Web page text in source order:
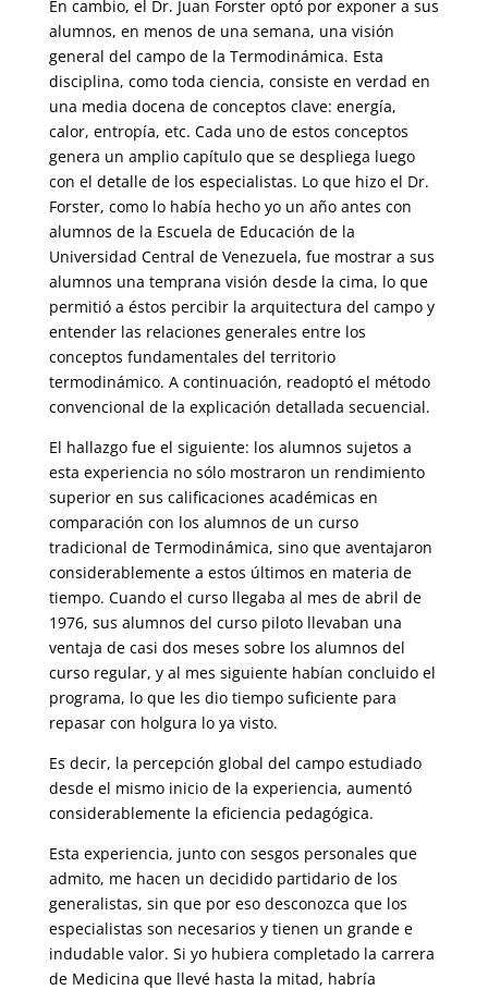
En cambio, el Dr. Juan Forster optó por exponer a sus
alumnos, en menos de una semana, una visión
general del campo de la Termodinámica. Esta
disciplina, como toda ciencia, consiste en verdad en
una media docena de conceptos clave: energía,
calor, entropía, etc. Cada uno de estos conceptos
genera un amplio capítulo que se despliega luego
con el detalle de los especialistas. Lo que hizo el Dr.
Forster, como lo había hecho yo un año antes con
alumnos de la Escuela de Educación de la
Universidad Central de Venezuela, fue mostrar a sus
alumnos una temprana visión desde la cima, lo que
permitió a éstos percibir la arquitectura del campo y
entender las relaciones generales entre los
conceptos fundamentales del territorio
termodinámico. A continuación, readoptó el método
convencional de la explicación detallada secuencial.
El hallazgo fue el siguiente: los alumnos sujetos a
esta experiencia no sólo mostraron un rendimiento
superior en sus calificaciones académicas en
comparación con los alumnos de un curso
tradicional de Termodinámica, sino que aventajaron
considerablemente a estos últimos en materia de
tiempo. Cuando el curso llegaba al mes de abril de
1976, sus alumnos del curso piloto llevaban una
ventaja de casi dos meses sobre los alumnos del
curso regular, y al mes siguiente habían concluido el
programa, lo que les dio tiempo suficiente para
repasar con holgura lo ya visto.
Es decir, la percepción global del campo estudiado
desde el mismo inicio de la experiencia, aumentó
considerablemente la eficiencia pedagógica.
Esta experiencia, junto con sesgos personales que
admito, me hacen un decidido partidario de los
generalistas, sin que por eso desconozca que los
especialistas son necesarios y tienen un grande e
indudable valor. Si yo hubiera completado la carrera
de Medicina que llevé hasta la mitad, habría